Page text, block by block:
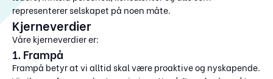
representerer selskapet på noen måte.
Kjerneverdier
Våre kjerneverdier er:
1. Frampå
Frampå betyr at vi alltid skal være proaktive og nyskapende.